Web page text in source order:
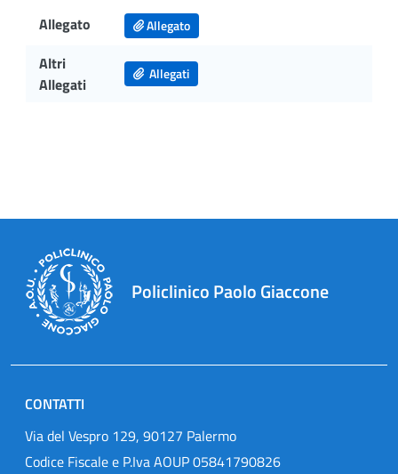
Allegato Allegato
Altri
Allegati
Allegati
Policlinico Paolo Giaccone
CONTATTI
Via del Vespro 129, 90127 Palermo
Codice Fiscale e P.Iva AOUP 05841790826